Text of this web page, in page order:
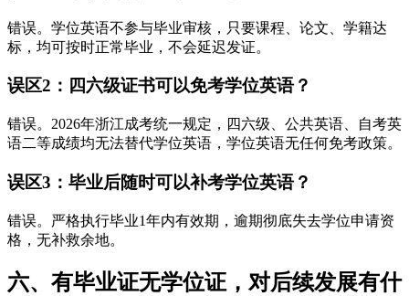
错误。学位英语不参与毕业审核，只要课程、论文、学籍达
标，均可按时正常毕业，不会延迟发证。
误区2：四六级证书可以免考学位英语？
错误。2026年浙江成考统一规定，四六级、公共英语、自考英
语二等成绩均无法替代学位英语，学位英语无任何免考政策。
误区3：毕业后随时可以补考学位英语？
错误。严格执行毕业1年内有效期，逾期彻底失去学位申请资
格，无补救余地。
六、有毕业证无学位证，对后续发展有什